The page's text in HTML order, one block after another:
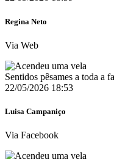
Regina Neto
Via Web
Sentidos pêsames a toda a
22/05/2026 18:53
Luisa Campaniço
Via Facebook